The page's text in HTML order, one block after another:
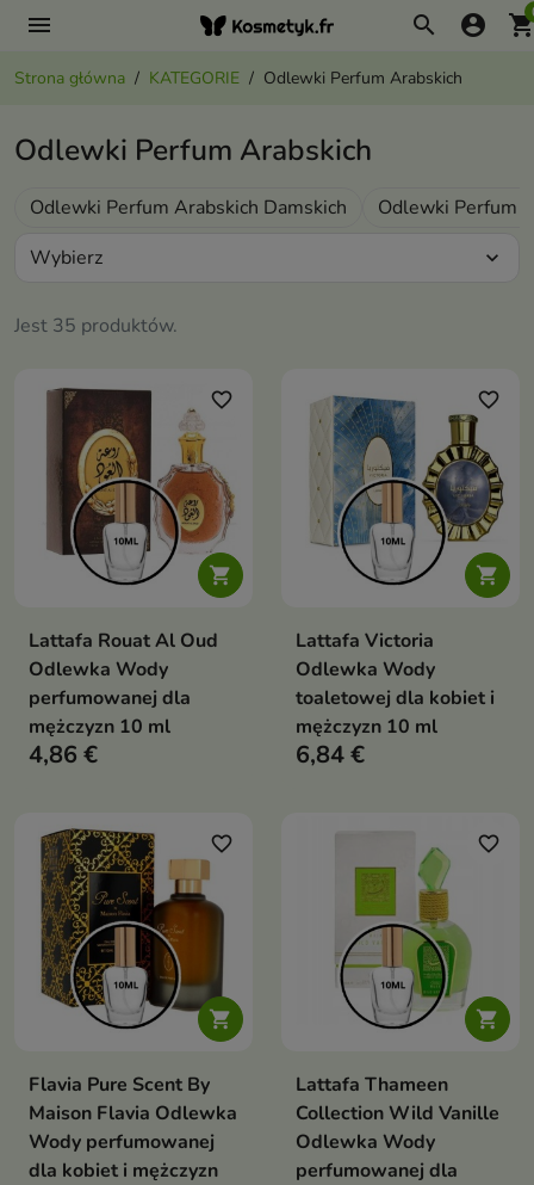
menu search account_circle
Strona główna KATEGORIE Odlewki Perfum Arabskich
Odlewki Perfum Arabskich
Odlewki Perfum Arabskich Damskich Odlewki Perfum
Jest 35 produktów.
Wybierz expand_more

favorite_border
Lattafa Rouat Al Oud
Odlewka Wody
perfumowanej dla
mężczyzn 10 ml
4,86 €

favorite_border
Lattafa Victoria
Odlewka Wody
toaletowej dla kobiet i
mężczyzn 10 ml
6,84 €

favorite_border
Flavia Pure Scent By
Maison Flavia Odlewka
Wody perfumowanej
dla kobiet i mężczyzn

favorite_border
Lattafa Thameen
Collection Wild Vanille
Odlewka Wody
perfumowanej dla